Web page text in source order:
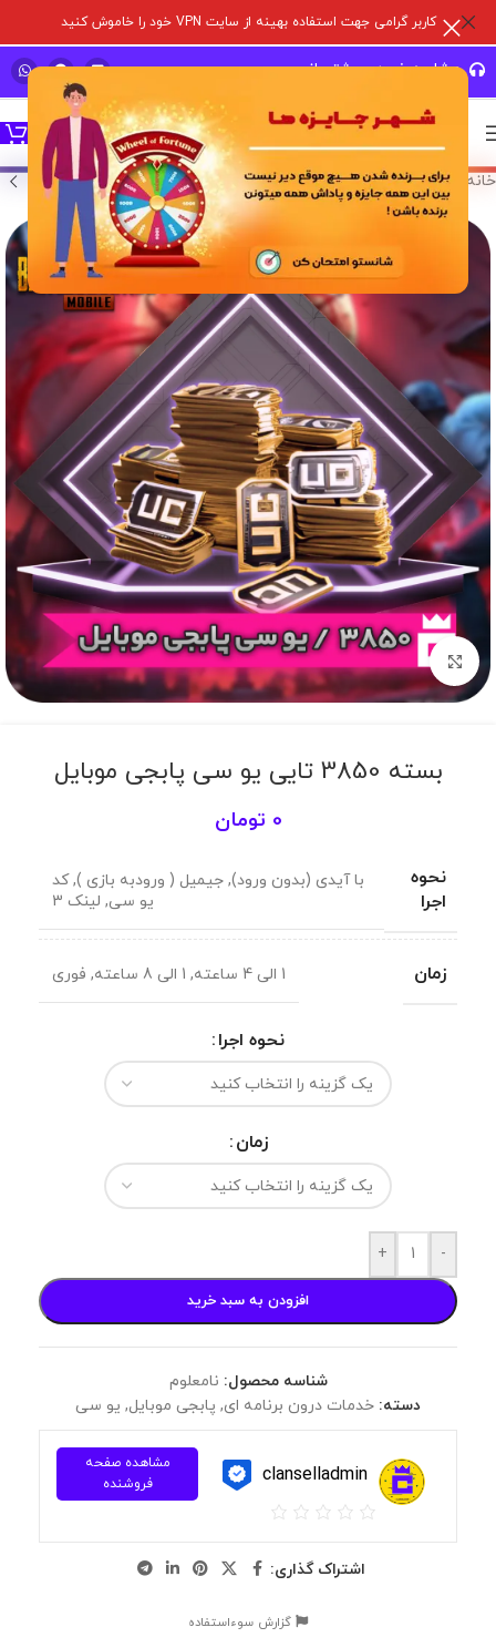
کاربر گرامی جهت استفاده بهینه از سایت VPN خود را خاموش کنید
مشاوره خرید و پشتیبانی سریع
خانه خدمات درون برنامه ای/پابجی موبایل / یو سی
برای بزرگنمایی کلیک کنید
بسته 3850 تایی یو سی پابجی موبایل
0 تومان
نحوه
اجرا
با آیدی (بدون ورود), جیمیل ( ورودبه بازی ),کد
یو سی, لینک 3
زمان 1 الی 4 ساعته , 1 الی 8 ساعته , فوری
نحوه اجرا
زمان
-
+
افزودن به سبد خرید
شناسه محصول: نامعلوم
دسته: خدمات درون برنامه ای, پابجی موبایل, یو سی
clanselladmin
مشاهده صفحه
فروشنده
اشتراک گذاری:
گزارش سوءاستفاده